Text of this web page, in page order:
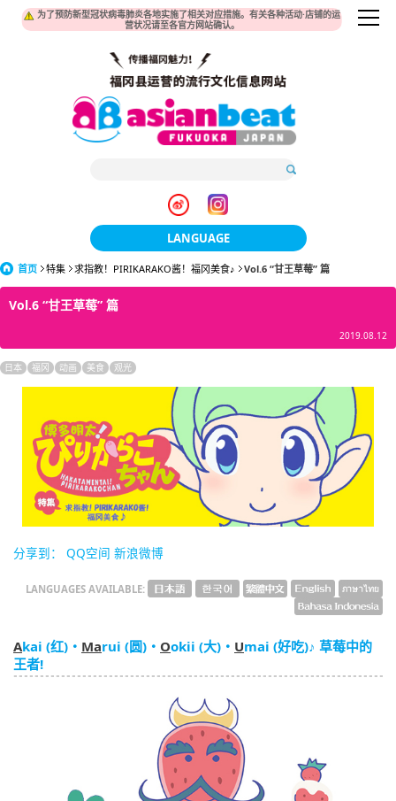
为了预防新型冠状病毒肺炎各地实施了相关对应措施。有关各种活动·店铺的运
营状况请至各官方网站确认。
LANGUAGE
日本語
English
ภาษาไทย
tiéng Viêt
Bahasa Indonesia
首页 特集 求指教！PIRIKARAKO酱！福冈美食♪ Vol.6 “甘王草莓” 篇
Vol.6 “甘王草莓” 篇
2019.08.12
日本 福冈 动画 美食 观光
分享到： QQ空间 新浪微博
LANGUAGES AVAILABLE:
Akai (红)・ Marui (圆)・ Ookii (大)・ Umai (好吃)♪ 草莓中的
王者!